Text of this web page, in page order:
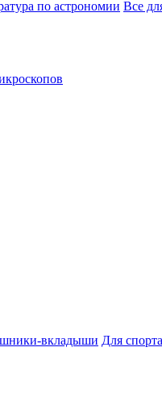
по астрономии Все
вкладыши Для спорта